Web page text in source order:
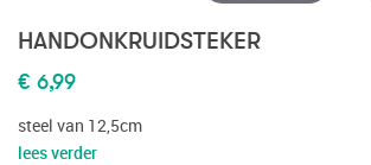
HANDONKRUIDSTEKER
€ 6,99
steel van 12,5cm
lees verder